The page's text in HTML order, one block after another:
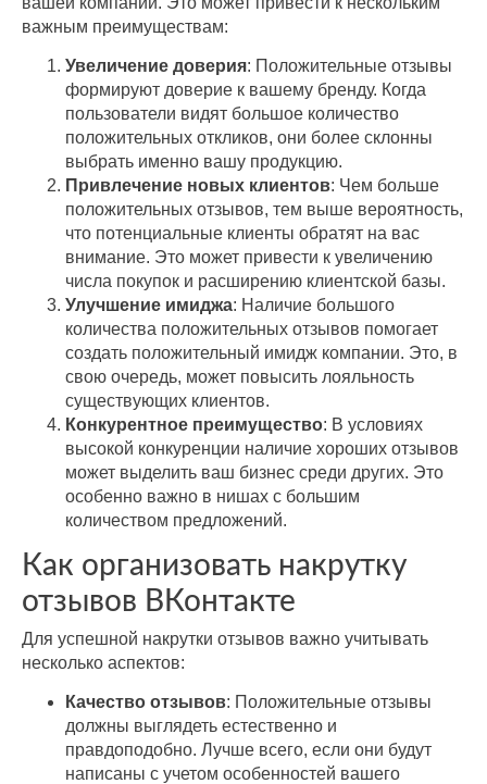
важным преимуществам:
Увеличение доверия: Положительные отзывы
формируют доверие к вашему бренду. Когда
пользователи видят большое количество
положительных откликов, они более склонны
выбрать именно вашу продукцию.
Привлечение новых клиентов: Чем больше
положительных отзывов, тем выше вероятность,
что потенциальные клиенты обратят на вас
внимание. Это может привести к увеличению
числа покупок и расширению клиентской базы.
Улучшение имиджа: Наличие большого
количества положительных отзывов помогает
создать положительный имидж компании. Это, в
свою очередь, может повысить лояльность
существующих клиентов.
Конкурентное преимущество: В условиях
высокой конкуренции наличие хороших отзывов
может выделить ваш бизнес среди других. Это
особенно важно в нишах с большим
количеством предложений.
Как организовать накрутку
отзывов ВКонтакте
Для успешной накрутки отзывов важно учитывать
несколько аспектов:
Качество отзывов: Положительные отзывы
должны выглядеть естественно и
правдоподобно. Лучше всего, если они будут
написаны с учетом особенностей вашего